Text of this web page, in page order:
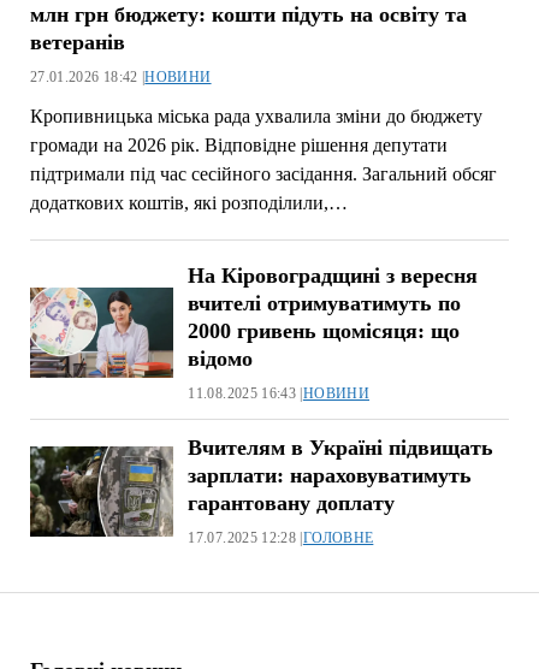
млн грн бюджету: кошти підуть на освіту та
ветеранів
27.01.2026 18:42 |НОВИНИ
Кропивницька міська рада ухвалила зміни до бюджету
громади на 2026 рік. Відповідне рішення депутати
підтримали під час сесійного засідання. Загальний обсяг
додаткових коштів, які розподілили,…
На Кіровоградщині з вересня
вчителі отримуватимуть по
2000 гривень щомісяця: що
відомо
11.08.2025 16:43 |НОВИНИ
Вчителям в Україні підвищать
зарплати: нараховуватимуть
гарантовану доплату
17.07.2025 12:28 |ГОЛОВНЕ